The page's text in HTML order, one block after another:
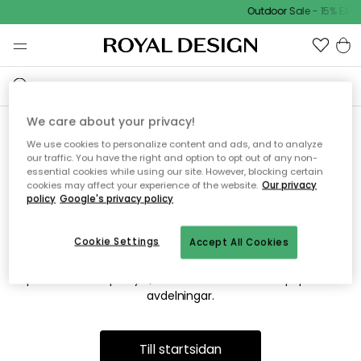
Outdoor Sale - 15%
Vi hittar tyvärr inte sidan du
söker
Detta kan bero på att sidan inte längre finns eller att den har
flyttats. Vi ber om ursäkt för besväret. I menyn ovan kan du
prova att söka på nytt, eller besöka en av våra populära
avdelningar.
Till startsidan
We care about your privacy!
We use cookies to personalize content and ads, and to analyze
our traffic. You have the right and option to opt out of any non-
essential cookies while using our site. However, blocking certain
cookies may affect your experience of the website. Our privacy
policy Google's privacy policy
Accept All Cookies
Cookie Settings